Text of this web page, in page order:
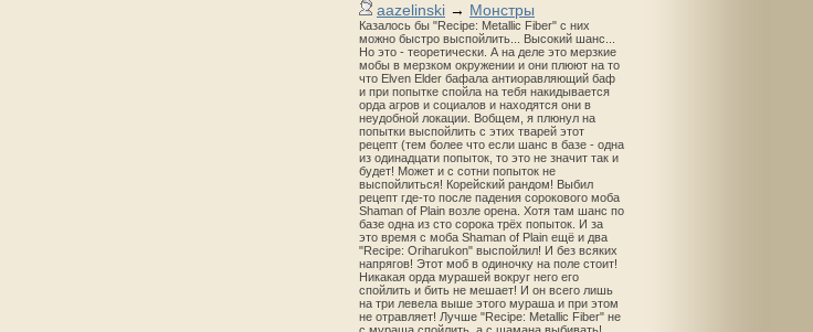
aazelinski → Монстры
Казалось бы "Recipe: Metallic Fiber" с них
можно быстро выспойлить... Высокий шанс...
Но это - теоретически. А на деле это мерзкие
мобы в мерзком окружении и они плюют на то
что Elven Elder бафала антиоравляющий баф
и при попытке спойла на тебя накидывается
орда агров и социалов и находятся они в
неудобной локации. Вобщем, я плюнул на
попытки выспойлить с этих тварей этот
рецепт (тем более что если шанс в базе - одна
из одинадцати попыток, то это не значит так и
будет! Может и с сотни попыток не
выспойлиться! Корейский рандом! Выбил
рецепт где-то после падения сорокового моба
Shaman of Plain возле орена. Хотя там шанс по
базе одна из сто сорока трёх попыток. И за
это время с моба Shaman of Plain ещё и два
"Recipe: Oriharukon" выспойлил! И без всяких
напрягов! Этот моб в одиночку на поле стоит!
Никакая орда мурашей вокруг него его
спойлить и бить не мешает! И он всего лишь
на три левела выше этого мураша и при этом
не отравляет! Лучше "Recipe: Metallic Fiber" не